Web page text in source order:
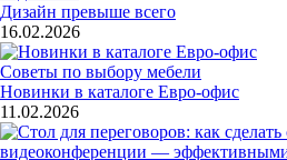
Дизайн превыше всего
16.02.2026
Советы по выбору мебели
Новинки в каталоге Евро-офис
11.02.2026